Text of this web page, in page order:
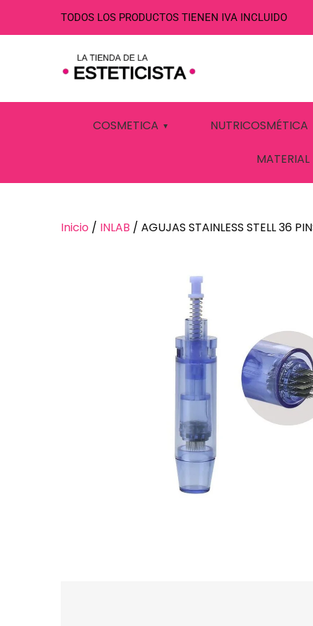
TODOS LOS PRODUCTOS TIENEN IVA INCLUIDO
COSMETICA NUTRICOSMÉTICA
MATERIAL
AGUJAS
Inicio / INLAB / AGUJAS STAINLESS STELL 36